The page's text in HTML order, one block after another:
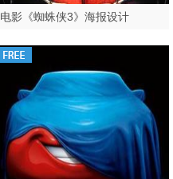
电影《蜘蛛侠3》海报设计